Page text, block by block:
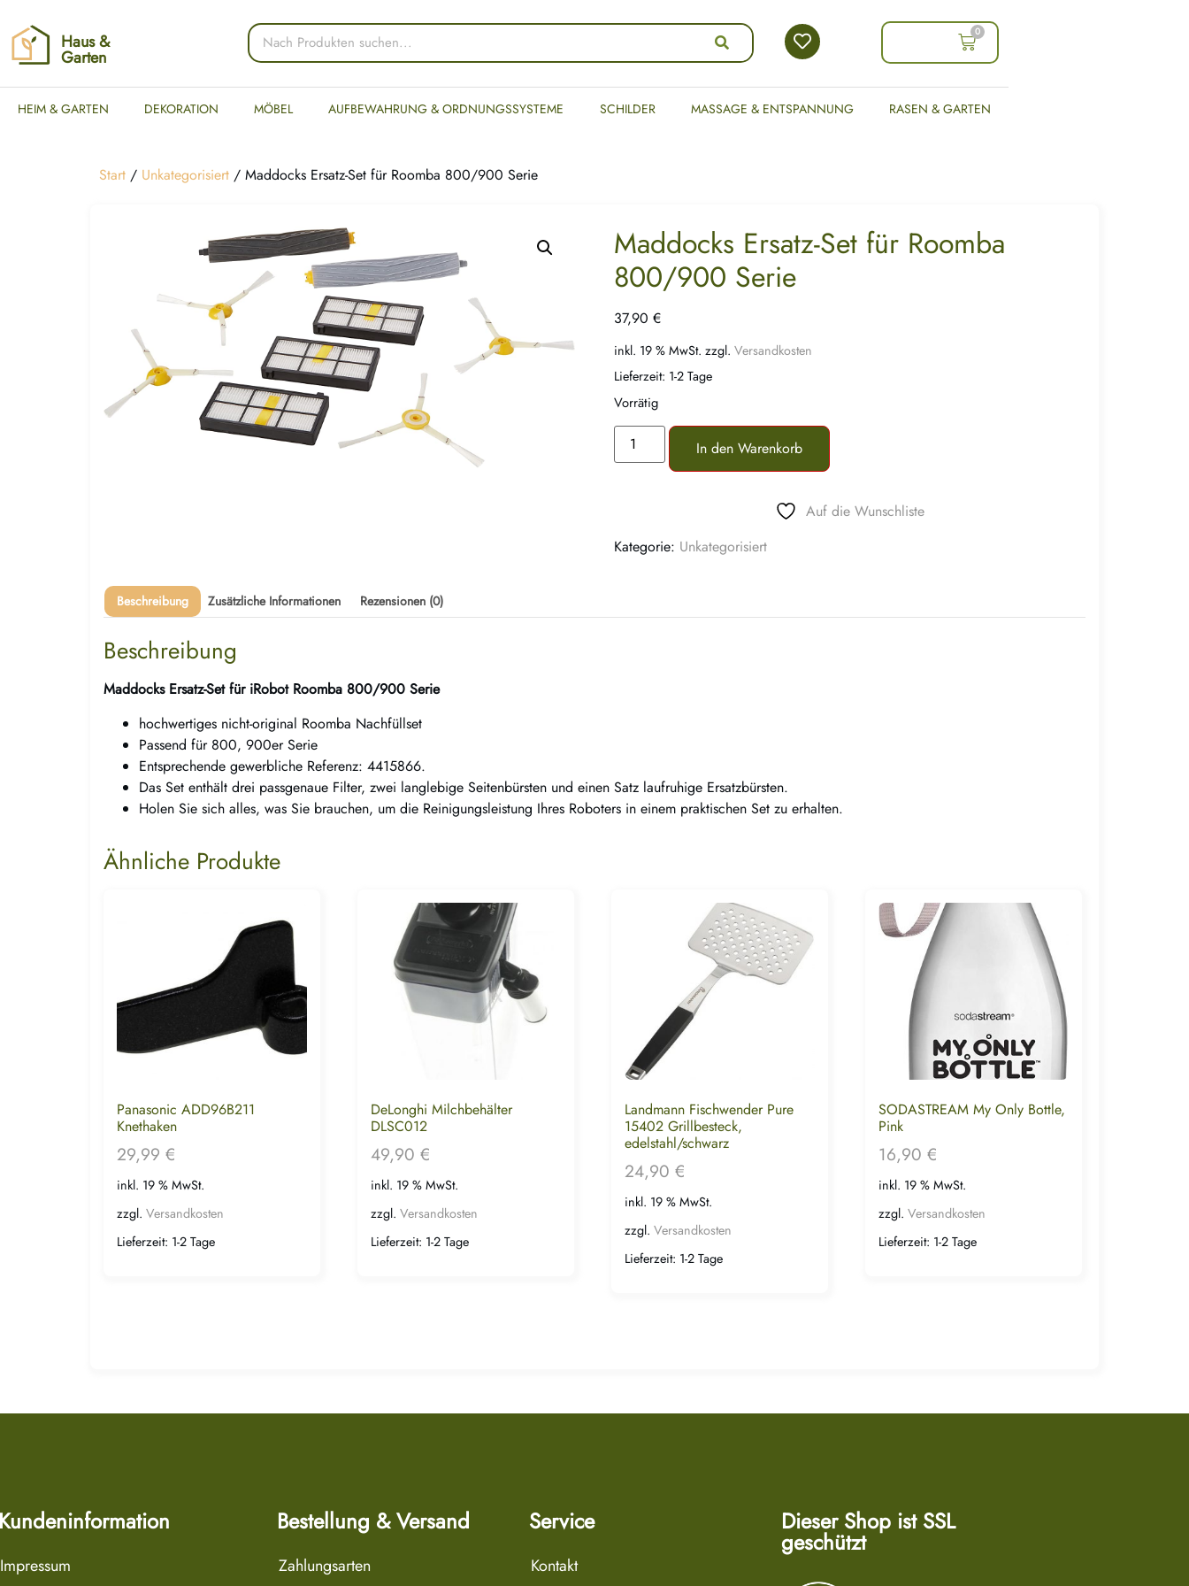
Haus &
Garten
0
HEIM & GARTEN DEKORATION MÖBEL AUFBEWAHRUNG & ORDNUNGSSYSTEME SCHILDER MASSAGE & ENTSPANNUNG RASEN & GARTEN
Start / Unkategorisiert / Maddocks Ersatz-Set für Roomba 800/900 Serie
Maddocks Ersatz-Set für Roomba
800/900 Serie
37,90€
inkl. 19 % MwSt. zzgl.Versandkosten
Lieferzeit: 1-2 Tage
Vorrätig
In den Warenkorb
Auf die Wunschliste
Kategorie: Unkategorisiert
Beschreibung Zusätzliche Informationen Rezensionen (0)
Beschreibung
Maddocks Ersatz-Set für iRobot Roomba 800/900 Serie
hochwertiges nicht-original Roomba Nachfüllset
Passend für 800, 900er Serie
Entsprechende gewerbliche Referenz: 4415866.
Das Set enthält drei passgenaue Filter, zwei langlebige Seitenbürsten und einen Satz laufruhige Ersatzbürsten.
Holen Sie sich alles, was Sie brauchen, um die Reinigungsleistung Ihres Roboters in einem praktischen Set zu erhalten.
Ähnliche Produkte
Panasonic ADD96B211
Knethaken
29,99 €
inkl. 19 % MwSt.
zzgl. Versandkosten
Lieferzeit: 1-2 Tage
DeLonghi Milchbehälter
DLSC012
49,90 €
inkl. 19 % MwSt.
zzgl. Versandkosten
Lieferzeit: 1-2 Tage
Landmann Fischwender Pure
15402 Grillbesteck,
edelstahl/schwarz
24,90 €
inkl. 19 % MwSt.
zzgl. Versandkosten
Lieferzeit: 1-2 Tage
SODASTREAM My Only Bottle,
Pink
16,90 €
inkl. 19 % MwSt.
zzgl. Versandkosten
Lieferzeit: 1-2 Tage
Impressum
Bestellung & Versand
Zahlungsarten
Service
Kontakt
Dieser Shop ist SSL
geschützt